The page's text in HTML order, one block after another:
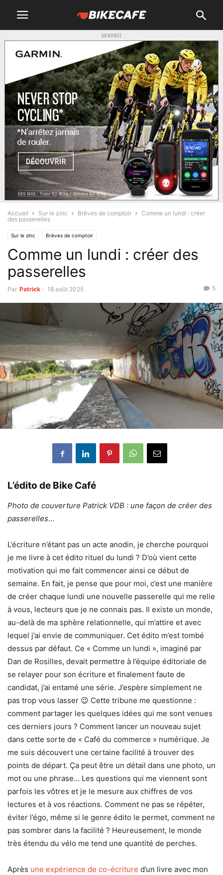
ANNONCE
Accueil Sur le zinc Brèves de comptoir
Comme un lundi : créer
des passerelles
Sur le zinc Brèves de comptoir
Comme un lundi : créer des
passerelles
Par Patrick - 18 août 2025 5
L’édito de Bike Café
Photo de couverture Patrick VDB : une façon de créer des
passerelles…
L’écriture n’étant pas un acte anodin, je cherche pourquoi
je me livre à cet édito rituel du lundi ? D’où vient cette
motivation qui me fait commencer ainsi ce début de
semaine. En fait, je pense que pour moi, c’est une manière
de créer chaque lundi une nouvelle passerelle qui me relie
à vous, lecteurs que je ne connais pas. Il existe un monde,
au-delà de ma sphère relationnelle, qui m’attire et avec
lequel j’ai envie de communiquer. Cet édito m’est tombé
dessus par défaut. Ce « Comme un lundi », imaginé par
Dan de Rosilles, devait permettre à l’équipe éditoriale de
se relayer pour son écriture et finalement faute de
candidat, j’ai entamé une série. J’espère simplement ne
pas trop vous lasser 😉 Cette tribune me questionne :
comment partager les quelques idées qui me sont venues
ces derniers jours ? Comment lancer un nouveau sujet
dans cette sorte de « Café du commerce » numérique. Je
me suis découvert une certaine facilité à trouver des
points de départ. Ça peut être un détail dans une photo, un
mot ou une phrase… Les questions qui me viennent sont
parfois les vôtres et je le mesure aux chiffres de vos
lectures et à vos réactions. Comment ne pas se répéter,
éviter l’égo, même si le genre édito le permet, comment ne
pas sombrer dans la facilité ? Heureusement, le monde
très étendu du vélo me tend une quantité de perches.
Après une expérience de co-écriture d’un livre avec mon